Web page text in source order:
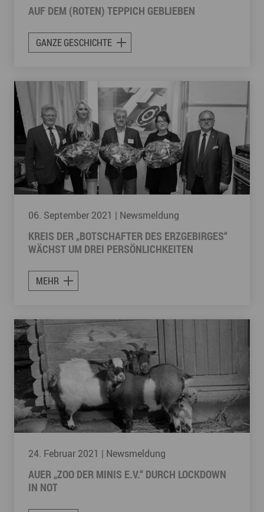
AUF DEM (ROTEN) TEPPICH GEBLIEBEN
GANZE GESCHICHTE
06. September 2021 | Newsmeldung
KREIS DER „BOTSCHAFTER DES ERZGEBIRGES“
WÄCHST UM DREI PERSÖNLICHKEITEN
MEHR
24. Februar 2021 | Newsmeldung
AUER „ZOO DER MINIS E.V.“ DURCH LOCKDOWN
IN NOT